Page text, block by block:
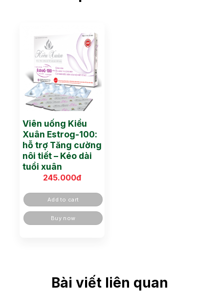
Viên uống Kiều
Xuân Estrog-100:
hỗ trợ Tăng cường
nôi tiết – Kéo dài
tuổi xuân
245.000đ
Add to cart
Buy now
Bài viết liên quan